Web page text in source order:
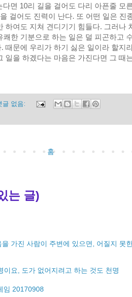
면 10리 길을 걸어도 다리 아픈줄 모
걸어도 진력이 난다. 또 어떤 일은 진
하여도 지쳐 견디기기 힘들다. 그러나
한 기분으로 하는 일은 덜 피곤하고
때문에 우리가 하기 싫은 일이라 할지
일을 하겠다는 마음은 가진다면 그 때
글 없음:
홈
는 글)
가진 사람이 주변에 있으면, 어질지 못
이요, 도가 없어지려고 하는 것도 천명
임 20170908